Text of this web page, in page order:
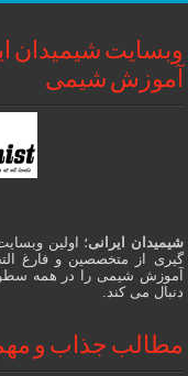
وبسایت شیمیدان
آموزش شیمی
شیمیدان ایرانی؛ اولین
گیری از متخصصین و فارغ
آموزش شیمی را در همه
دنبال می کند.
مطالب جذاب و